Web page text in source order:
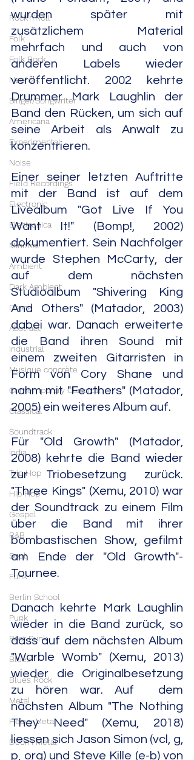
Rock'n'Roll
Folk
Folk Rock
Neofolk
Singer/Songwriter
Americana
Experimental
Noise
Field Recordings
Electronic
Electronica
Minimal
Ambient
Dark Ambient
Drone
Abstract
Industrial
Musique concrète
Contemporary Classical
Classical
Soundtrack
India
Trip Hop
Hip Hop
Gospel
R&B
Soul
Funk
Berlin School
Punk
Post Punk
Blues
Blues Rock
Metal
Heavy Metal
Doom Metal
wurden später mit
zusätzlichem Material
mehrfach und auch von
anderen Labels wieder
veröffentlicht. 2002 kehrte
Drummer Mark Laughlin der
Band den Rücken, um sich auf
seine Arbeit als Anwalt zu
konzentrieren.
Einer seiner letzten Auftritte
mit der Band ist auf dem
Livealbum "Got Live If You
Want It!" (Bomp!, 2002)
dokumentiert. Sein Nachfolger
wurde Stephen McCarty, der
auf dem nächsten
Studioalbum "Shivering King
And Others" (Matador, 2003)
dabei war. Danach erweiterte
die Band ihren Sound mit
einem zweiten Gitarristen in
Form von Cory Shane und
nahm mit "Feathers" (Matador,
2005) ein weiteres Album auf.
Für "Old Growth" (Matador,
2008) kehrte die Band wieder
zur Triobesetzung zurück.
"Three Kings" (Xemu, 2010) war
der Soundtrack zu einem Film
über die Band mit ihrer
bombastischen Show, gefilmt
am Ende der "Old Growth"-
Tournee.
Danach kehrte Mark Laughlin
wieder in die Band zurück, so
dass auf dem nächsten Album
"Warble Womb" (Xemu, 2013)
wieder die Originalbesetzung
zu hören war. Auf  dem
nächsten Album "The Nothing
They Need" (Xemu, 2018)
liessen sich Jason Simon (vcl, g,
p, org) und Steve Kille (e-b) von